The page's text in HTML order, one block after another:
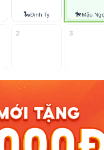
🐍Đinh Tỵ 🐎Mậu Ngọ
2 3